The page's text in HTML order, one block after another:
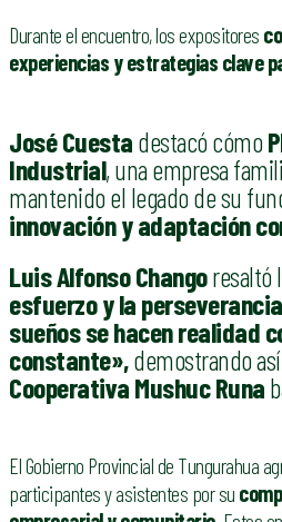
Durante el encuentro, los expositores
experiencias y estrategias clave
José Cuestadestacó cómo
Industrial, una empresa
mantenido el legado de su
innovación y adaptación
Luis Alfonso Changoresaltó
esfuerzo y la perseverancia
sueños se hacen realidad
constante»,demostrando
Cooperativa Mushuc Runa
El Gobierno Provincial de Tungurahua
participantes y asistentes por su